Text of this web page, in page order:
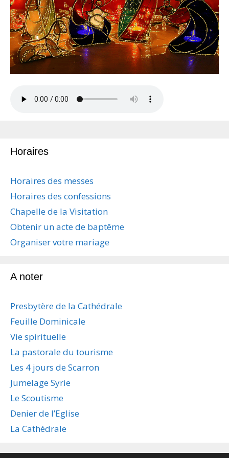
Horaires
Horaires des messes
Horaires des confessions
Chapelle de la Visitation
Obtenir un acte de baptême
Organiser votre mariage
A noter
Presbytère de la Cathédrale
Feuille Dominicale
Vie spirituelle
La pastorale du tourisme
Les 4 jours de Scarron
Jumelage Syrie
Le Scoutisme
Denier de l’Eglise
La Cathédrale